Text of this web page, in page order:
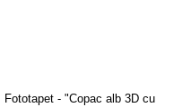
Fototapet - "Copac alb 3D cu